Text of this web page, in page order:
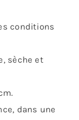
conditions
sèche et
dans une